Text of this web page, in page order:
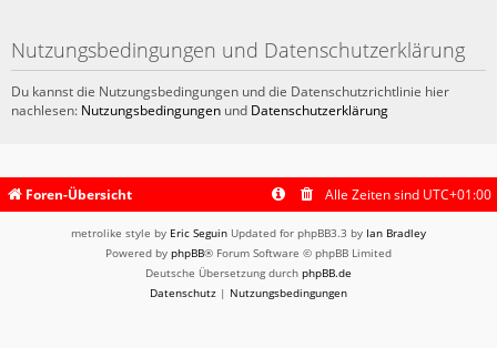
Nutzungsbedingungen und Datenschutzerklärung
Du kannst die Nutzungsbedingungen und die Datenschutzrichtlinie hier
nachlesen: Nutzungsbedingungen und Datenschutzerklärung
Foren-Übersicht Alle Zeiten sind UTC+01:00
metrolike style by Eric Seguin Updated for phpBB3.3 by Ian Bradley
Powered by phpBB® Forum Software © phpBB Limited
Deutsche Übersetzung durch phpBB.de
Datenschutz | Nutzungsbedingungen